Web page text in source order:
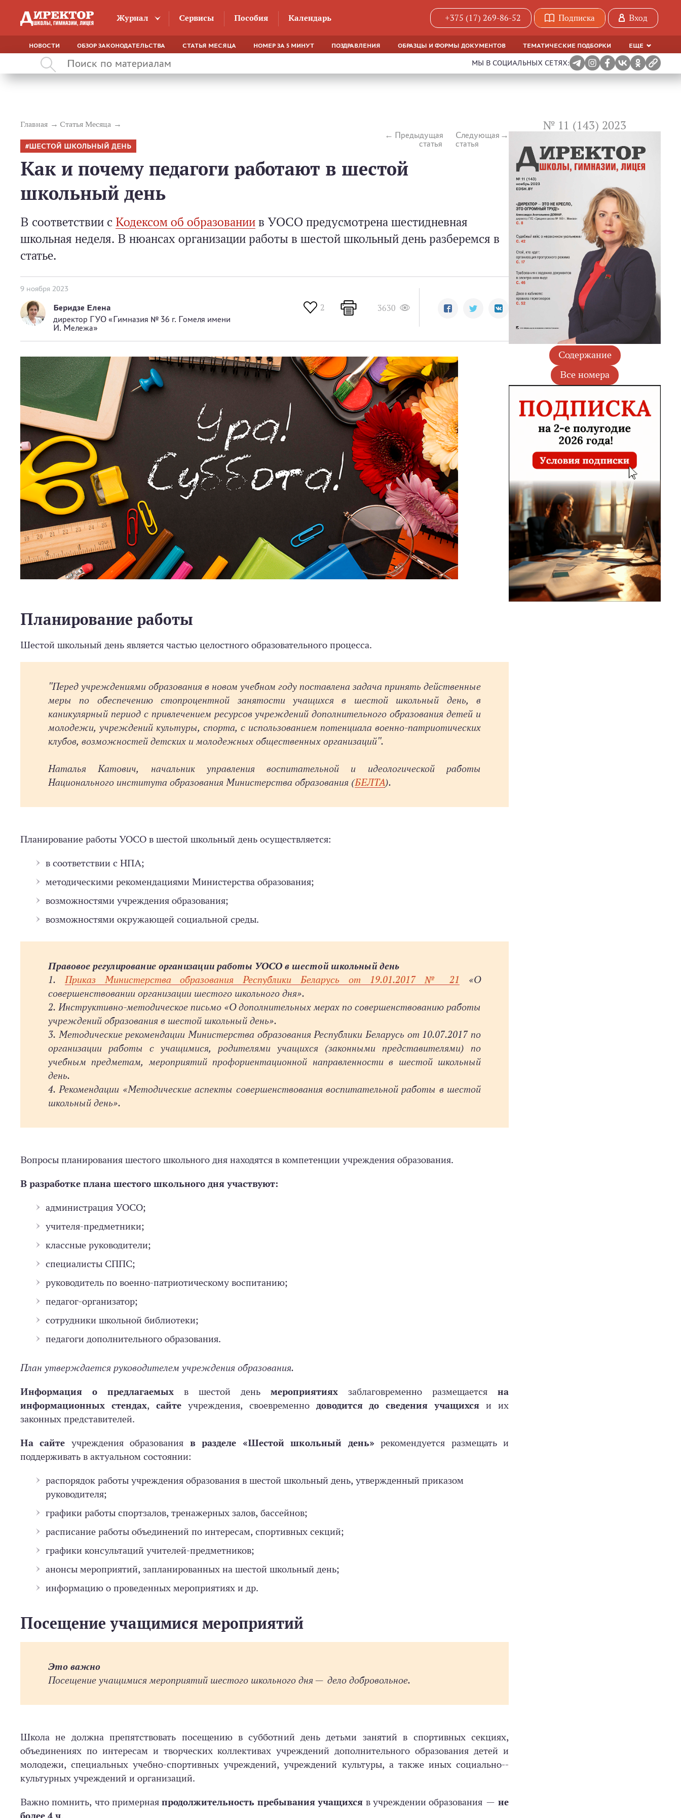
Журнал Сервисы Пособия Календарь +375 (17) 269-86-52 Подписка Вход
НОВОСТИ ОБЗОР ЗАКОНОДАТЕЛЬСТВА СТАТЬЯ МЕСЯЦА НОМЕР ЗА 5 МИНУТ ПОЗДРАВЛЕНИЯ ОБРАЗЦЫ И ФОРМЫ ДОКУМЕНТОВ ТЕМАТИЧЕСКИЕ ПОДБОРКИ ЕЩЕ
МЫ В СОЦИАЛЬНЫХ СЕТЯХ:
Главная Статья Месяца
Предыдущая
статья
Следующая
статья
ШЕСТОЙ ШКОЛЬНЫЙ ДЕНЬ
Как и почему педагоги работают в шестой
школьный день
В соответствии с Кодексом об образовании в УОСО предусмотрена шестидневная
школьная неделя. В нюансах организации работы в шестой школьный день разберемся в
статье.
9 ноября 2023
Беридзе Елена
директор ГУО «Гимназия № 36 г. Гомеля имени
И. Мележа»
2 3630
Планирование работы
Шестой школьный день является частью целостного образовательного процесса.
"Перед учреждениями образования в новом учебном году поставлена задача принять действенные
меры по обеспечению стопроцентной занятости учащихся в шестой школьный день, в
каникулярный период с привлечением ресурсов учреждений дополнительного образования детей и
молодежи, учреждений культуры, спорта, с использованием потенциала военно-­патриотических
клубов, возможностей детских и молодежных общественных организаций".
Наталья Катович, начальник управления воспитательной и идеологической работы
Национального института образования Министерства образования (БЕЛТА).
Планирование работы УОСО в шестой школьный день осуществляется:
в соответствии с НПА;
методическими рекомендациями Министерства образования;
возможностями учреждения образования;
возможностями окружающей социальной среды.
Правовое регулирование организации работы УОСО в шестой школьный день
1. Приказ Министерства образования Респуб­лики Беларусь от 19.01.2017 № 21 «О
совершенствовании организации шестого школьного дня».
2. Инструктивно-­методическое письмо «О дополнительных мерах по совершенствованию работы
учреждений образования в шестой школьный день».
3. Методические рекомендации Министерства образования Республики Беларусь от 10.07.2017 по
организации работы с учащимися, родителями учащихся (законными представителями) по
учебным предметам, мероприятий профориентационной направленности в шестой школьный
день.
4. Рекомендации «Методические аспекты совершенствования воспитательной работы в шестой
школьный день».
Вопросы планирования шестого школьного дня находятся в компетенции учреждения образования.
В разработке плана шестого школьного дня участвуют:
администрация УОСО;
учителя-­предметники;
классные руководители;
специалисты СППС;
руководитель по военно-­патриотическому воспитанию;
педагог-­организатор;
сотрудники школьной библиотеки;
педагоги дополнительного образования.
План утверждается руководителем учреждения образования.
Информация о предлагаемых в шестой день мероприятиях заблаговременно размещается на
информационных стендах, сайте учреждения, своевременно доводится до сведения учащихся и их
законных представителей.
На сайте учреждения образования в разделе «Шестой школьный день»рекомендуется размещать и
поддерживать в актуальном состоянии:
распорядок работы учреждения образования в шестой школьный день, утвержденный приказом
руководителя;
графики работы спортзалов, тренажерных залов, бассейнов;
расписание работы объединений по интересам, спортивных секций;
графики консультаций учителей-­пред­метников;
анонсы мероприятий, запланированных на шестой школьный день;
информацию о проведенных мероприятиях и др.
Посещение учащимися мероприятий
Это важно
Посещение учащимися мероприятий шестого школьного дня — дело добровольное.
Школа не должна препятствовать посещению в субботний день детьми занятий в спортивных секциях,
объединениях по интересам и творческих коллективах учреждений дополнительного образования детей и
молодежи, специальных учебно-­спортивных учреждений, учреждений культуры, а также иных социально-­
культурных учреждений и организаций.
Важно помнить, что примернаяпродолжительность пребывания учащихся в учреждении образования —не
более 4 ч.
№ 11 (143) 2023